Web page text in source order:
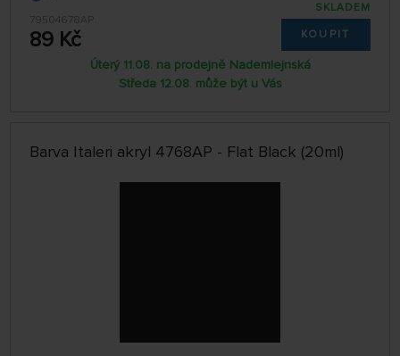
79504678AP
89 Kč
SKLADEM
KOUPIT
Úterý 11.08. na prodejně Nademlejnská
Středa 12.08. může být u Vás
Barva Italeri akryl 4768AP - Flat Black (20ml)